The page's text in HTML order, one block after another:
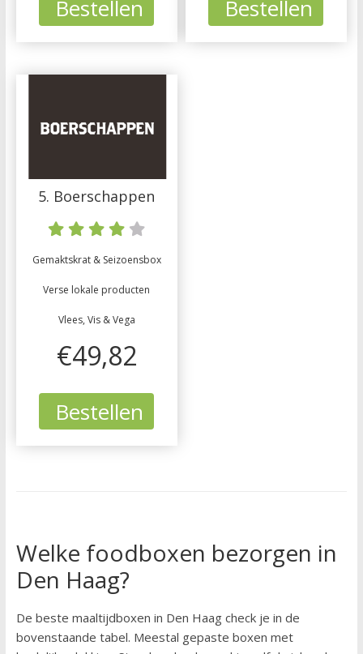
Bestellen Bestellen
5. Boerschappen
Gemaktskrat & Seizoensbox
Verse lokale producten
Vlees, Vis & Vega
€49,82
Bestellen
Welke foodboxen bezorgen in
Den Haag?
De beste maaltijdboxen in Den Haag check je in de
bovenstaande tabel. Meestal gepaste boxen met